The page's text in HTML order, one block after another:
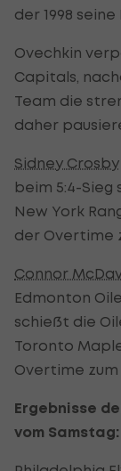
der 1998
Ovechkin
Capitals,
Team die
daher
Sidney Crosby
beim 5:4-Sieg
New York
der Overtime
Connor
Edmonton
schießt die
Toronto
Overtime zum
Ergebnisse
vom Samstag: